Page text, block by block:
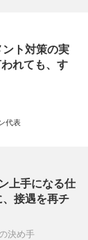
ト対策の実
れても、す
代表
上手になる仕
接遇を再チ
決め手